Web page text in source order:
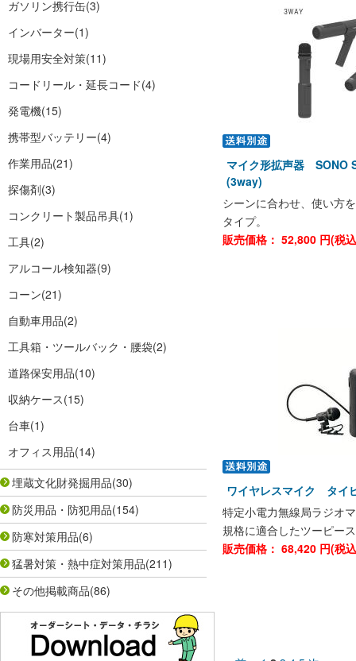
ガソリン携行缶(3)
インバーター(1)
現場用安全対策(11)
コードリール・延長コード(4)
発電機(15)
携帯型バッテリー(4)
作業用品(21)
探傷剤(3)
コンクリート製品吊具(1)
工具(2)
アルコール検知器(9)
コーン(21)
自動車用品(2)
工具箱・ツールバック・腰袋(2)
道路保安用品(10)
収納ケース(15)
台車(1)
オフィス用品(14)
埋蔵文化財発掘用品(30)
防災用品・防犯用品(154)
防寒対策用品(6)
猛暑対策・熱中症対策用品(211)
その他掲載商品(86)
マイク形拡声器
(3way)
シーンに合わせ、使い方
タイプ。
販売価格： 52,800 円(税
ワイヤレスマイク タイ
特定小電力無線局ラジオ
規格に適合したツーピー
販売価格： 68,420 円(税